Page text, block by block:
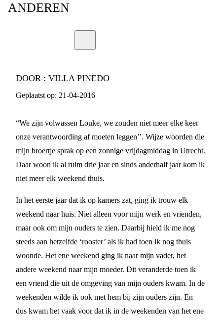
ANDEREN
DOOR : VILLA PINEDO
Geplaatst op: 21-04-2016
“We zijn volwassen Louke, we zouden niet meer elke keer
onze verantwoording af moeten leggen’’. Wijze woorden die
mijn broertje sprak op een zonnige vrijdagmiddag in Utrecht.
Daar woon ik al ruim drie jaar en sinds anderhalf jaar kom ik
niet meer elk weekend thuis.
In het eerste jaar dat ik op kamers zat, ging ik trouw elk
weekend naar huis. Niet alleen voor mijn werk en vrienden,
maar ook om mijn ouders te zien. Daarbij hield ik me nog
steeds aan hetzelfde ‘rooster’ als ik had toen ik nog thuis
woonde. Het ene weekend ging ik naar mijn vader, het
andere weekend naar mijn moeder. Dit veranderde toen ik
een vriend die uit de omgeving van mijn ouders kwam. In de
weekenden wilde ik ook met hem bij zijn ouders zijn. En
dus kwam het vaak voor dat ik in de weekenden van het ene